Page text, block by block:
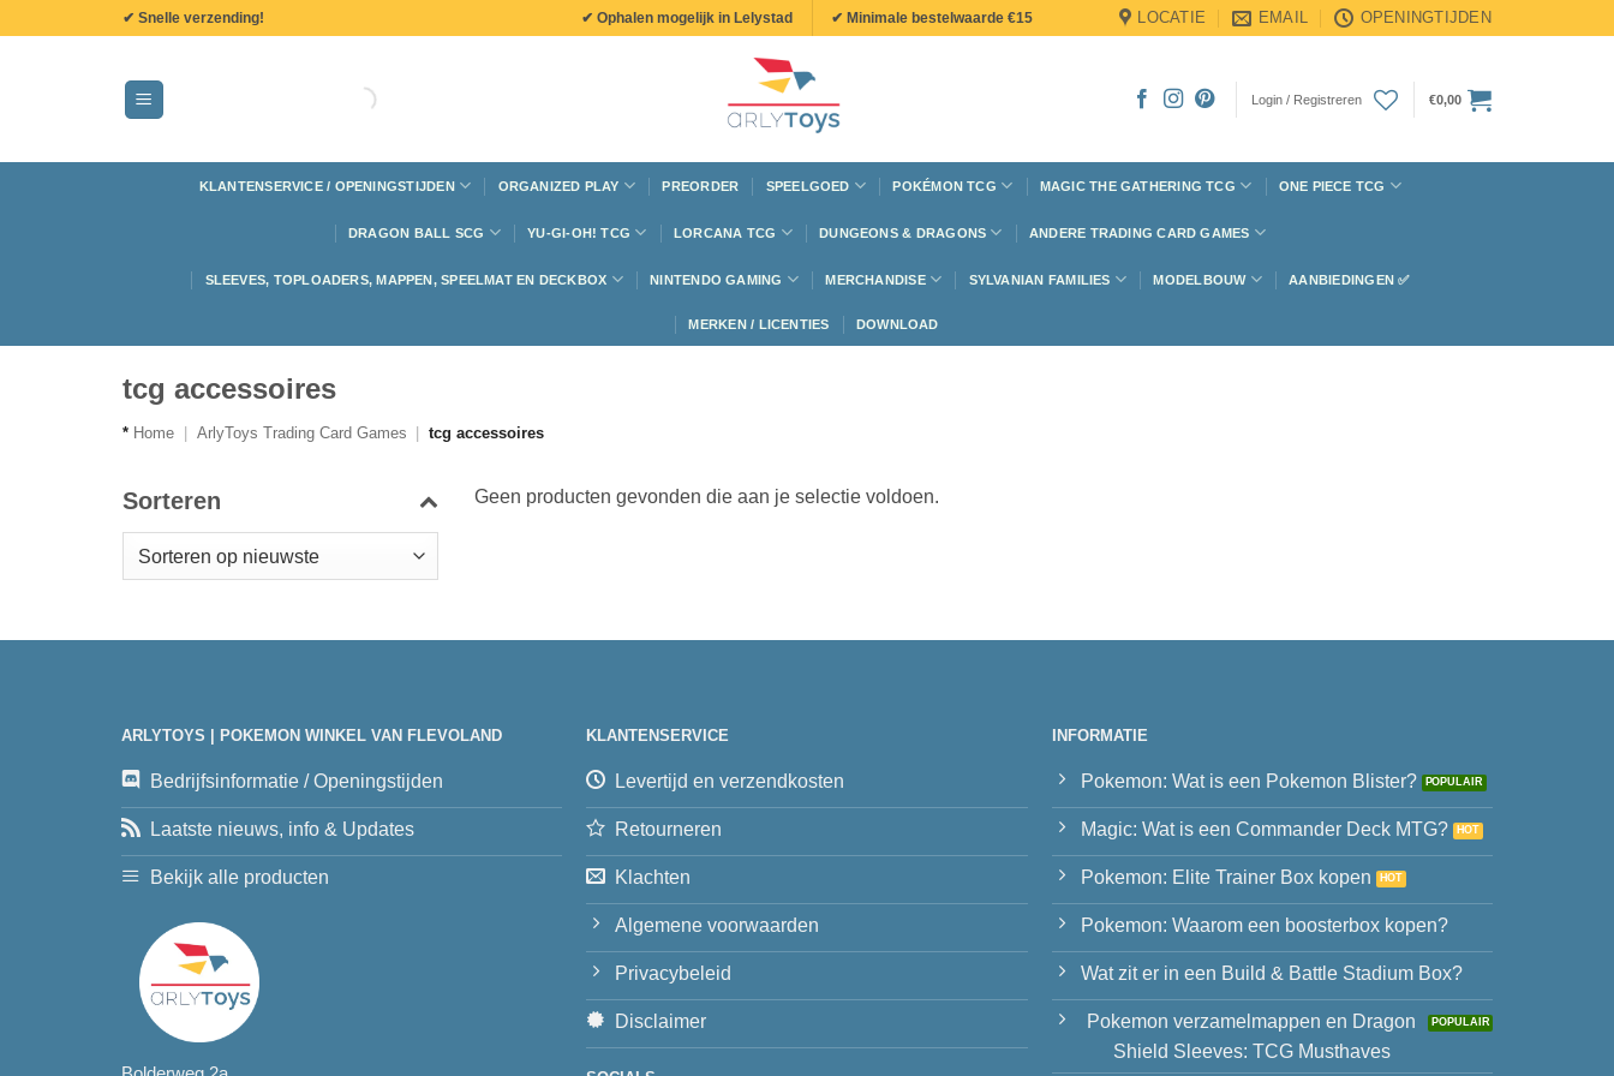
✔ Snelle verzending! ✔ Ophalen mogelijk in Lelystad ✔ Minimale bestelwaarde €15 LOCATIE EMAIL OPENINGTIJDEN
Login / Registreren €0,00
KLANTENSERVICE / OPENINGSTIJDEN ORGANIZED PLAY PREORDER SPEELGOED POKÉMON TCG MAGIC THE GATHERING TCG ONE PIECE TCG
DRAGON BALL SCG YU-GI-OH! TCG LORCANA TCG DUNGEONS & DRAGONS ANDERE TRADING CARD GAMES
SLEEVES, TOPLOADERS, MAPPEN, SPEELMAT EN DECKBOX NINTENDO GAMING MERCHANDISE SYLVANIAN FAMILIES MODELBOUW AANBIEDINGEN ✅
MERKEN / LICENTIES DOWNLOAD
tcg accessoires
* Home ArlyToys Trading Card Games tcg accessoires
Sorteren Geen producten gevonden die aan je selectie voldoen.
ARLYTOYS | POKEMON WINKEL VAN FLEVOLAND
Bedrijfsinformatie / Openingstijden
Laatste nieuws, info & Updates
Bekijk alle producten
KLANTENSERVICE
Levertijd en verzendkosten
Retourneren
Klachten
Algemene voorwaarden
Privacybeleid
Disclaimer
INFORMATIE
Pokemon: Wat is een Pokemon Blister?
Magic: Wat is een Commander Deck MTG?
Pokemon: Elite Trainer Box kopen
Pokemon: Waarom een boosterbox kopen?
Wat zit er in een Build & Battle Stadium Box?
Pokemon verzamelmappen en Dragon
Shield Sleeves: TCG Musthaves